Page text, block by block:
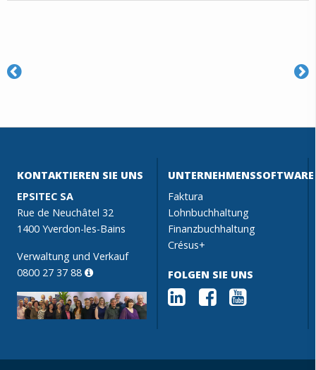
KONTAKTIEREN SIE UNS
EPSITEC SA
Rue de Neuchâtel 32
1400 Yverdon-les-Bains
Verwaltung und Verkauf
0800 27 37 88
UNTERNEHMENSSOFTWARE
Faktura
Lohnbuchhaltung
Finanzbuchhaltung
Crésus+
FOLGEN SIE UNS